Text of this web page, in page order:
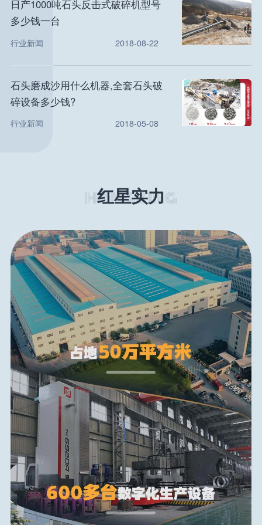
日产1000吨石头反击式破碎机型号
多少钱一台
行业新闻 2018-08-22
石头磨成沙用什么机器,全套石头破
碎设备多少钱?
行业新闻 2018-05-08
红星实力